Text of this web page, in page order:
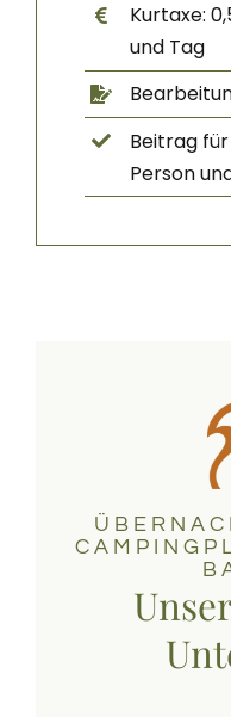
Kurtaxe:
und Tag
Beitrag
Person